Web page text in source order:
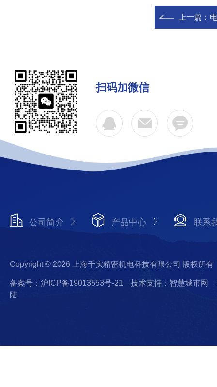
上一篇：
扫码加微信
公司简介 产品中心 联系
Copyright © 2026 上海千实精密机电科技有限公司 版权所有
备案号：沪ICP备19013553号-21 技术支持：智慧城市网
陆